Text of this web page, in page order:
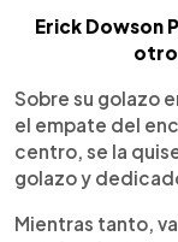
Erick Dowson
Sobre su golazo
el empate del
centro, se la
golazo y
Mientras tanto,